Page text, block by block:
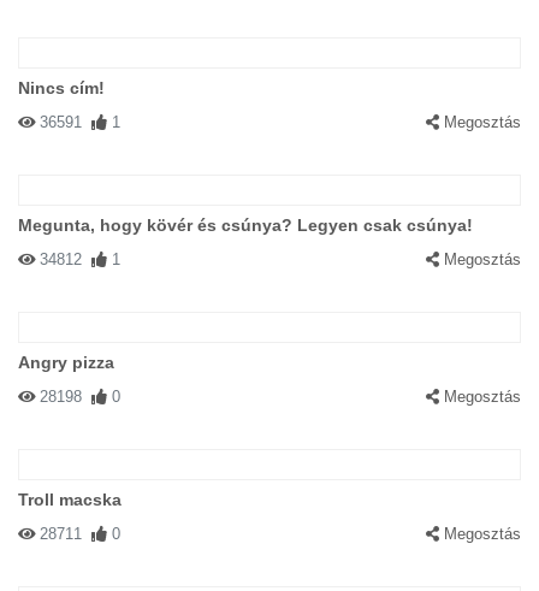
Nincs cím!
36591 1 Megosztás
Megunta, hogy kövér és csúnya? Legyen csak csúnya!
34812 1 Megosztás
Angry pizza
28198 0 Megosztás
Troll macska
28711 0 Megosztás